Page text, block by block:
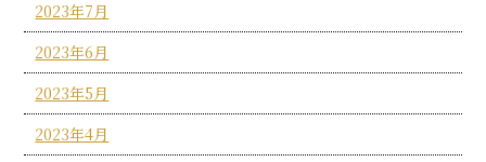
2023年7月
2023年6月
2023年5月
2023年4月